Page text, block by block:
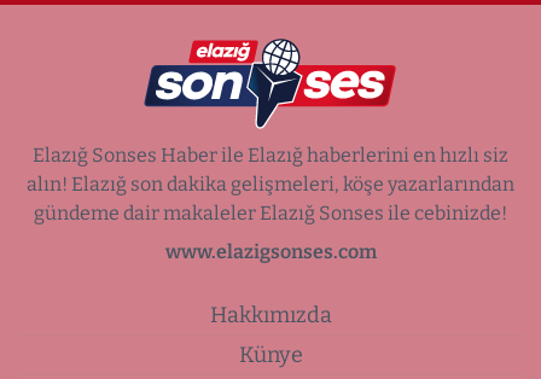
Elazığ Sonses Haber ile Elazığ haberlerini en hızlı siz
alın! Elazığ son dakika gelişmeleri, köşe yazarlarından
gündeme dair makaleler Elazığ Sonses ile cebinizde!
www.elazigsonses.com
Hakkımızda
Künye